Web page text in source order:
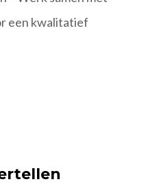
een kwalitatief